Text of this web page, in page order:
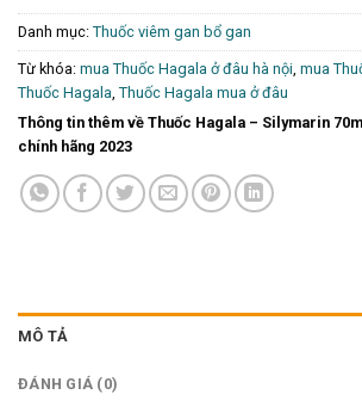
Danh mục: Thuốc viêm gan bổ gan
Từ khóa: mua Thuốc Hagala ở đâu hà nội mua
Thuốc Hagala Thuốc Hagala mua ở đâu
Thông tin thêm về Thuốc Hagala – Silymarin
chính hãng 2023
MÔ TẢ
ĐÁNH GIÁ (0)